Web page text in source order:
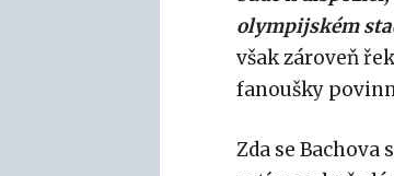
olympijském
však zároveň
fanoušky
Zda se